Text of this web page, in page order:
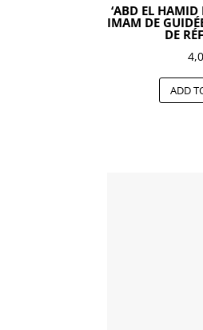
‘ABD EL
IMAM DE
DE
ADD